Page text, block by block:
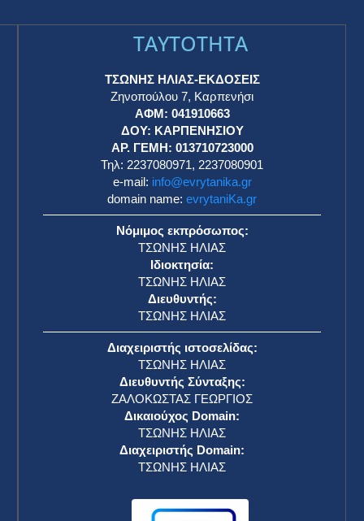
TAYTOTHTA
ΤΣΩΝΗΣ ΗΛΙΑΣ-ΕΚΔΟΣΕΙΣ
Ζηνοπούλου 7, Καρπενήσι
ΑΦΜ: 041910663
ΔΟΥ: ΚΑΡΠΕΝΗΣΙΟΥ
ΑΡ. ΓΕΜΗ: 013710723000
Τηλ: 2237080971, 2237080901
e-mail: info@evrytanika.gr
domain name: evrytaniKa.gr
Νόμιμος εκπρόσωπος:
ΤΣΩΝΗΣ ΗΛΙΑΣ
Ιδιοκτησία:
ΤΣΩΝΗΣ ΗΛΙΑΣ
Διευθυντής:
ΤΣΩΝΗΣ ΗΛΙΑΣ
Διαχειριστής ιστοσελίδας:
ΤΣΩΝΗΣ ΗΛΙΑΣ
Διευθυντής Σύνταξης:
ΖΑΛΟΚΩΣΤΑΣ ΓΕΩΡΓΙΟΣ
Δικαιούχος Domain:
ΤΣΩΝΗΣ ΗΛΙΑΣ
Διαχειριστής Domain:
ΤΣΩΝΗΣ ΗΛΙΑΣ